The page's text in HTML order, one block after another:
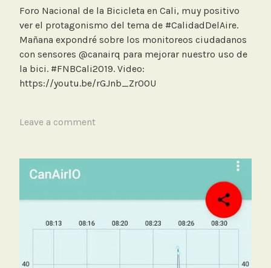
O
r
e
l
o
j
Foro Nacional de la Bicicleta en Cali, muy positivo
ver el protagonismo del tema de #CalidadDelAire.
Mañana expondré sobre los monitoreos ciudadanos
con sensores @canairq para mejorar nuestro uso de
la bici. #FNBCali2019. Video:
https://youtu.be/rGJnb_Zr0OU
T
Leave a comment